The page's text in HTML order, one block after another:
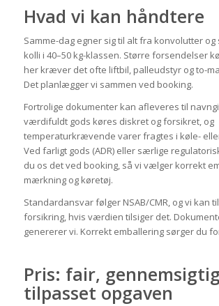
Hvad vi kan håndtere
Samme-dag egner sig til alt fra konvolutter
kolli i 40–50 kg-klassen. Større forsendelser
her kræver det ofte liftbil, palleudstyr og to-
Det planlægger vi sammen ved booking.
Fortrolige dokumenter kan afleveres til
værdifuldt gods køres diskret og forsikret, og
temperaturkrævende varer fragtes i køle-
Ved farligt gods (ADR) eller særlige
du os det ved booking, så vi vælger korrekt
mærkning og køretøj.
Standardansvar følger NSAB/CMR, og vi kan
forsikring, hvis værdien tilsiger det.
genererer vi. Korrekt emballering sørger du
Pris: fair,
tilpasset opgaven